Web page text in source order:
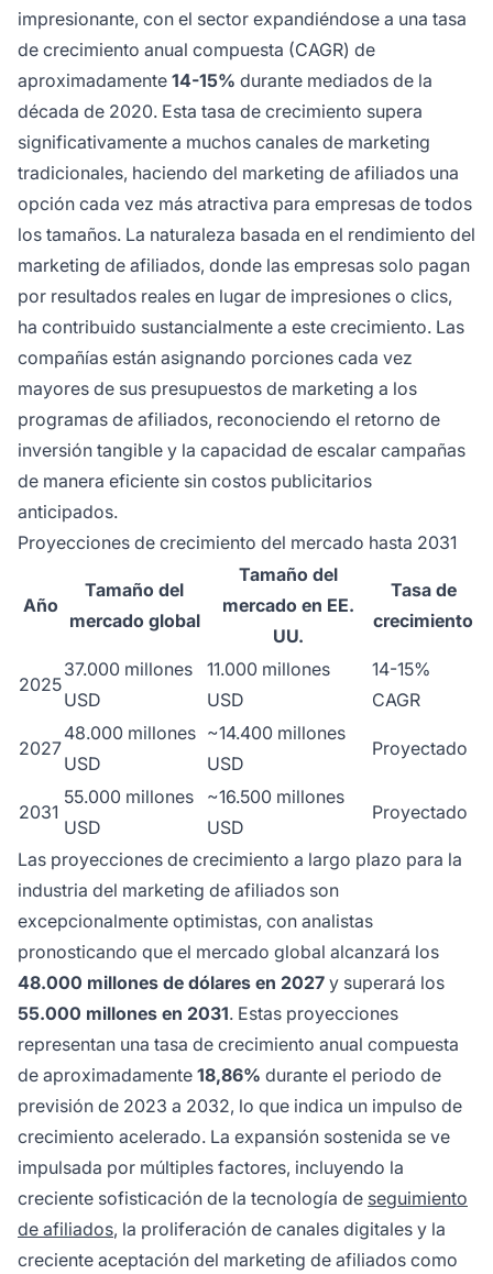
impresionante, con el sector expandiéndose a una tasa
de crecimiento anual compuesta (CAGR) de
aproximadamente 14-15% durante mediados de la
década de 2020. Esta tasa de crecimiento supera
significativamente a muchos canales de marketing
tradicionales, haciendo del marketing de afiliados una
opción cada vez más atractiva para empresas de todos
los tamaños. La naturaleza basada en el rendimiento del
marketing de afiliados, donde las empresas solo pagan
por resultados reales en lugar de impresiones o clics,
ha contribuido sustancialmente a este crecimiento. Las
compañías están asignando porciones cada vez
mayores de sus presupuestos de marketing a los
programas de afiliados, reconociendo el retorno de
inversión tangible y la capacidad de escalar campañas
de manera eficiente sin costos publicitarios
anticipados.
Proyecciones de crecimiento del mercado hasta 2031
Año
Tamaño del
mercado global
Tamaño del
mercado en EE.
UU.
Tasa de
crecimiento
2025
37.000 millones
USD
11.000 millones
USD
14-15%
CAGR
2027
48.000 millones
USD
~14.400 millones
USD
Proyectado
2031
55.000 millones
USD
~16.500 millones
USD
Proyectado
Las proyecciones de crecimiento a largo plazo para la
industria del marketing de afiliados son
excepcionalmente optimistas, con analistas
pronosticando que el mercado global alcanzará los
48.000 millones de dólares en 2027 y superará los
55.000 millones en 2031. Estas proyecciones
representan una tasa de crecimiento anual compuesta
de aproximadamente 18,86% durante el periodo de
previsión de 2023 a 2032, lo que indica un impulso de
crecimiento acelerado. La expansión sostenida se ve
impulsada por múltiples factores, incluyendo la
creciente sofisticación de la tecnología de seguimiento
de afiliados, la proliferación de canales digitales y la
creciente aceptación del marketing de afiliados como